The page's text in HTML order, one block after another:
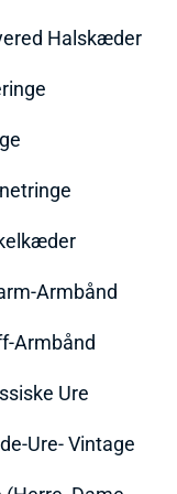
Halskæder
Armbånd
Armbånd
Ure
Ure- Vintage